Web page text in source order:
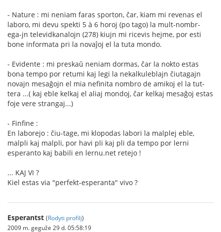
- Nature : mi neniam faras sporton, ĉar, kiam mi revenas el
laboro, mi devu spekti 5 à 6 horoj (po tago) la mult-nombr-
ega-jn televidkanalojn (278) kiujn mi ricevis hejme, por esti
bone informata pri la novaĵoj el la tuta mondo.
- Evidente : mi preskaŭ neniam dormas, ĉar la nokto estas
bona tempo por retumi kaj legi la nekalkuleblajn ĉiutagajn
novajn mesaĝojn el mia nefinita nombro de amikoj el la tut-
tera ...( kaj eble kelkaj el aliaj mondoj, ĉar kelkaj mesaĝoj estas
foje vere strangaj...)
- Finfine :
En laborejo : ĉiu-tage, mi klopodas labori la malplej eble,
malpli kaj malpli, por havi pli kaj pli da tempo por lerni
esperanto kaj babili en lernu.net retejo !
... KAJ VI ?
Kiel estas via "perfekt-esperanta" vivo ?
Esperantst (Rodyti profilį)
2009 m. gegužė 29 d. 05:58:19